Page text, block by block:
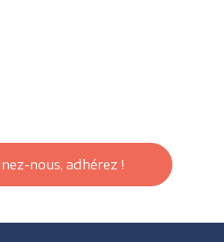
nous, adhérez !